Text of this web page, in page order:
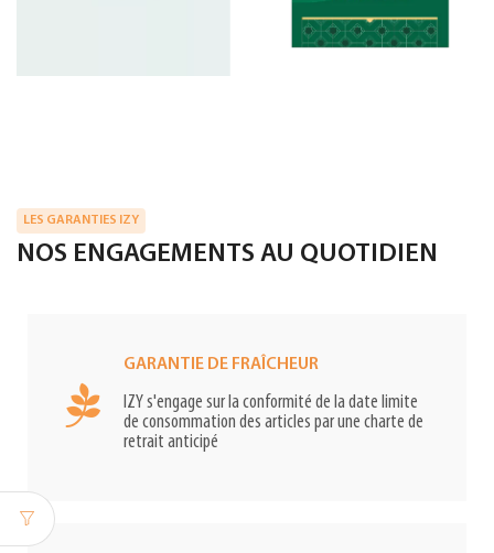
LES GARANTIES IZY
NOS ENGAGEMENTS AU QUOTIDIEN
GARANTIE DE FRAÎCHEUR
IZY s'engage sur la conformité de la date limite
de consommation des articles par une charte de
retrait anticipé